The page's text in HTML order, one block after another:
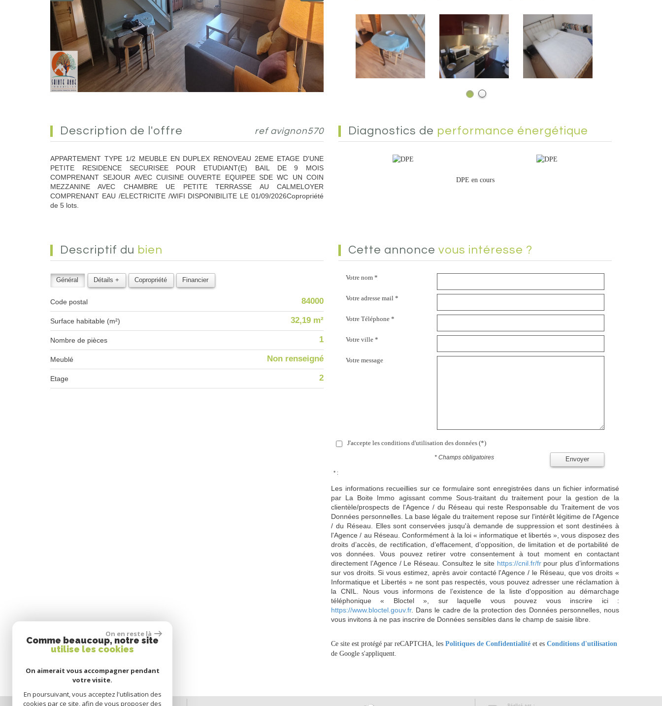
description de l'offre ref avignon570
APPARTEMENT TYPE 1/2 MEUBLE EN DUPLEX RENOVEAU 2EME ETAGE D'UNE
PETITE RESIDENCE SECURISEE POUR ETUDIANT(E) BAIL DE 9 MOIS
COMPRENANT SEJOUR AVEC CUISINE OUVERTE EQUIPEE SDE WC UN COIN
MEZZANINE AVEC CHAMBRE UE PETITE TERRASSE AU CALMELOYER
COMPRENANT EAU /ELECTRICITE /WIFI DISPONIBILITE LE 01/09/2026Copropriété
de 5 lots.
diagnostics de performance énergétique
DPE en cours
descriptif du bien
Général Détails + Copropriété Financier
Code postal 84000
Surface habitable (m²) 32,19 m²
Nombre de pièces 1
Meublé Non renseigné
Etage 2
cette annonce vous intéresse ?
Votre nom *
Votre adresse mail *
Votre Téléphone *
Votre ville *
Votre message
J'accepte les conditions d'utilisation des données (*)
Envoyer
* Champs obligatoires
* :
Les informations recueillies sur ce formulaire sont enregistrées dans un fichier informatisé
par La Boite Immo agissant comme Sous-traitant du traitement pour la gestion de la
clientèle/prospects de l'Agence / du Réseau qui reste Responsable du Traitement de vos
Données personnelles. La base légale du traitement repose sur l'intérêt légitime de l'Agence
/ du Réseau. Elles sont conservées jusqu'à demande de suppression et sont destinées à
l'Agence / au Réseau. Conformément à la loi « informatique et libertés », vous disposez des
droits d’accès, de rectification, d’effacement, d’opposition, de limitation et de portabilité de
vos données. Vous pouvez retirer votre consentement à tout moment en contactant
directement l’Agence / Le Réseau. Consultez le site https://cnil.fr/frpour plus d’informations
sur vos droits. Si vous estimez, après avoir contacté l'Agence / le Réseau, que vos droits «
Informatique et Libertés » ne sont pas respectés, vous pouvez adresser une réclamation à
la CNIL. Nous vous informons de l’existence de la liste d'opposition au démarchage
téléphonique « Bloctel », sur laquelle vous pouvez vous inscrire ici :
https://www.bloctel.gouv.fr. Dans le cadre de la protection des Données personnelles, nous
vous invitons à ne pas inscrire de Données sensibles dans le champ de saisie libre.
Ce site est protégé par reCAPTCHA, les Politiques de Confidentialité et es Conditions d'utilisation
de Google s'appliquent.
On en reste là
Comme beaucoup, notre site
utilise les cookies
On aimerait vous accompagner pendant
votre visite.
En poursuivant, vous acceptez l'utilisation des
cookies par ce site, afin de vous proposer des